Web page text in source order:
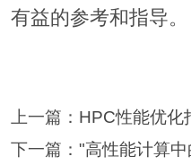
有益的参考和指导。
上一篇： HPC性能优化
下一篇： "高性能计算